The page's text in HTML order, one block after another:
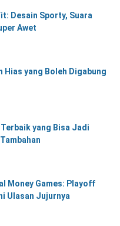
Desain Sporty, Suara
Awet
Hias yang Boleh Digabung
yang Bisa Jadi
Money Games: Playoff
Ulasan Jujurnya